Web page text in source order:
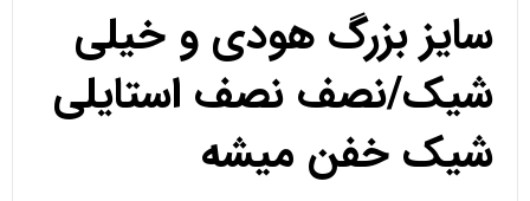
سایز بزرگ هودی و خیلی
شیک/نصف نصف استایلی
شیک خفن میشه